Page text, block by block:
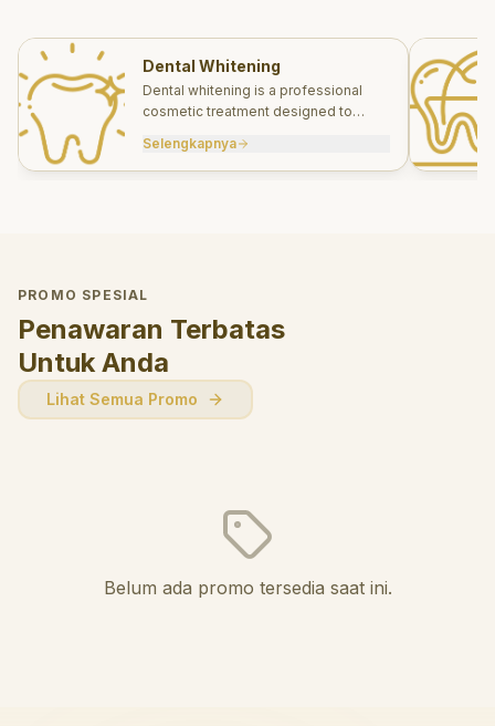
Dental Whitening
Dental whitening is a professional
cosmetic treatment designed to
effectively.
Selengkapnya
PROMO SPESIAL
Penawaran Terbatas
Untuk Anda
Lihat Semua Promo
Belum ada promo tersedia saat ini.